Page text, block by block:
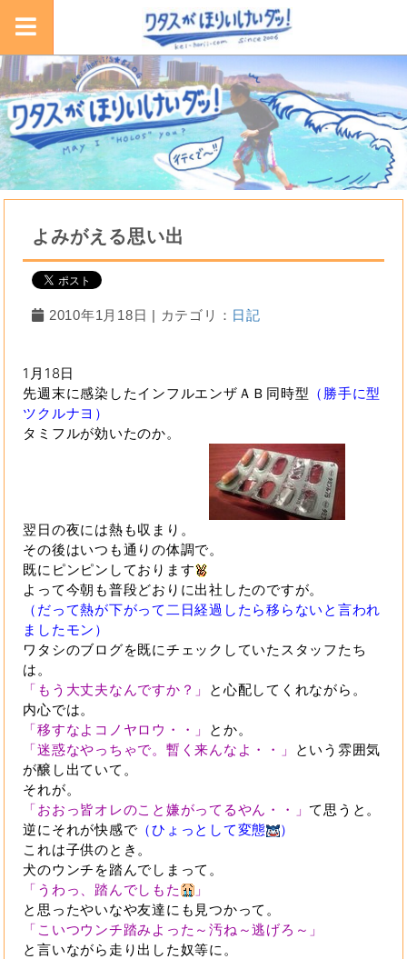
よみがえる思い出
2010年1月18日 | カテゴリ： 日記
1月18日
先週末に感染したインフルエンザＡＢ同時型 （勝手に型
ツクルナヨ）
タミフルが効いたのか。
翌日の夜には熱も収まり。
その後はいつも通りの体調で。
既にピンピンしております
よって今朝も普段どおりに出社したのですが。
（だって熱が下がって二日経過したら移らないと言われ
ましたモン）
ワタシのブログを既にチェックしていたスタッフたち
は。
「もう大丈夫なんですか？」 と心配してくれながら。
内心では。
「移すなよコノヤロウ・・」 とか。
「迷惑なやっちゃで。暫く来んなよ・・」
という雰囲気
が醸し出ていて。
それが。
「おおっ皆オレのこと嫌がってるやん・・」て思うと。
逆にそれが快感で （ひょっとして変態
）
これは子供のとき。
犬のウンチを踏んでしまって。
「うわっ、踏んでしもた
」
と思ったやいなや友達にも見つかって。
「こいつウンチ踏みよった～汚ね～逃げろ～」
と言いながら走り出した奴等に。